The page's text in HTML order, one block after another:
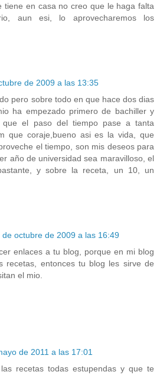
tiene en casa no creo que le haga falta
aun esi, lo aprovecharemos los
de 2009 a las 13:35
pero sobre todo en que hace dos dias
ha empezado primero de bachiller y
el paso del tiempo pase a tanta
que coraje,bueno asi es la vida, que
el tiempo, son mis deseos para
año de universidad sea maravilloso, el
y sobre la receta, un 10, un
de octubre de 2009 a las 16:49
enlaces a tu blog, porque en mi blog
recetas, entonces tu blog les sirve de
el mio.
de 2011 a las 17:01
recetas todas estupendas y que te